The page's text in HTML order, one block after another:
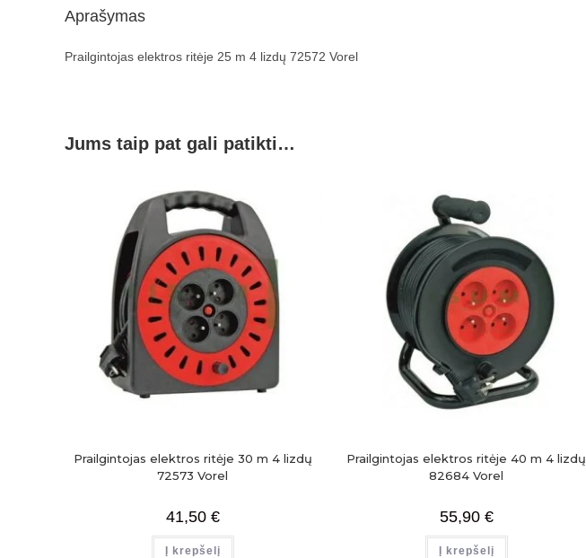
Aprašymas
Prailgintojas elektros ritėje 25 m 4 lizdų 72572 Vorel
Jums taip pat gali patikti…
Prailgintojas elektros ritėje 30 m 4 lizdų
72573 Vorel
41,50 €
Į krepšelį
Prailgintojas elektros ritėje 40 m 4 lizdų
82684 Vorel
55,90 €
Į krepšelį